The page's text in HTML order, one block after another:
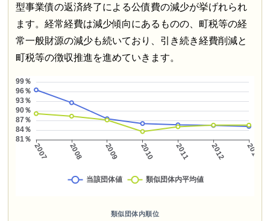
型事業債の返済終了による公債費の減少が挙げれられ
ます。経常経費は減少傾向にあるものの、町税等の経
常一般財源の減少も続いており、引き続き経費削減と
町税等の徴収推進を進めていきます。
類似団体内順位